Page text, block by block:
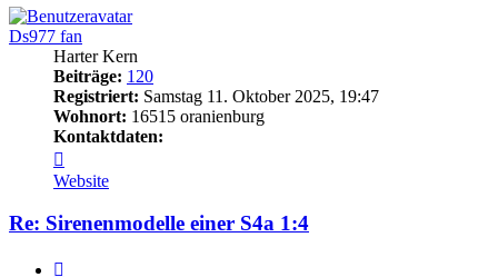
Ds977 fan
Harter Kern
Beiträge: 120
Registriert: Samstag 11. Oktober 2025, 19:47
Wohnort: 16515 oranienburg
Kontaktdaten:
von
Ds977
Website
Re: Sirenenmodelle einer S4a 1:4